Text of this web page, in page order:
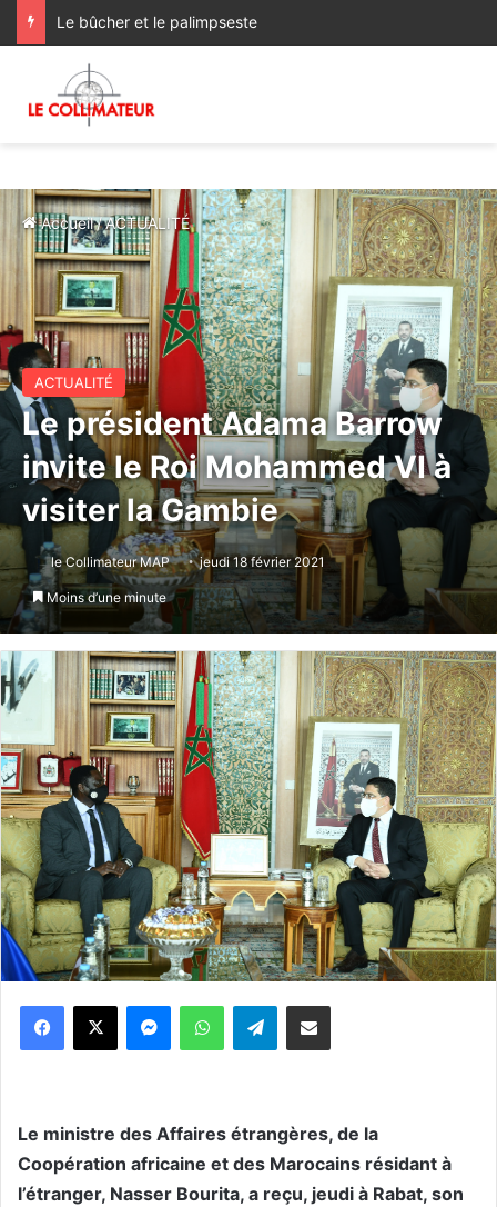
Le bûcher et le palimpseste
Accueil/ACTUALITÉ
ACTUALITÉ
Le président Adama Barrow
invite le Roi Mohammed VI à
visiter la Gambie
le Collimateur MAP jeudi 18 février 2021
Moins d’une minute
WhatsApp Telegram
Le ministre des Affaires étrangères, de la
Coopération africaine et des Marocains résidant à
l’étranger, Nasser Bourita, a reçu, jeudi à Rabat, son